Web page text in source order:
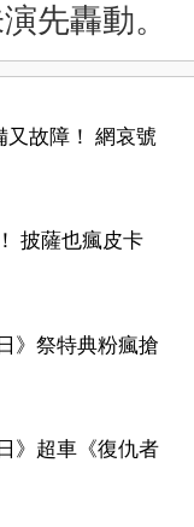
先轟動。
故障！ 網哀號
披薩也瘋皮卡
》祭特典粉瘋搶
》超車《復仇者